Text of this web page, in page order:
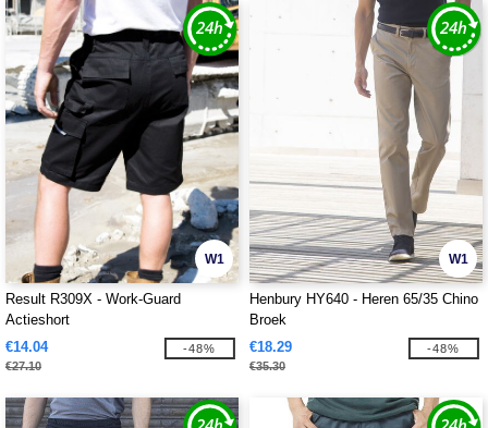
W1
Result R309X - Work-Guard
Actieshort
€14.04
€27.10
-48%
W1
Henbury HY640 - Heren 65/35 Chino
Broek
€18.29
€35.30
-48%